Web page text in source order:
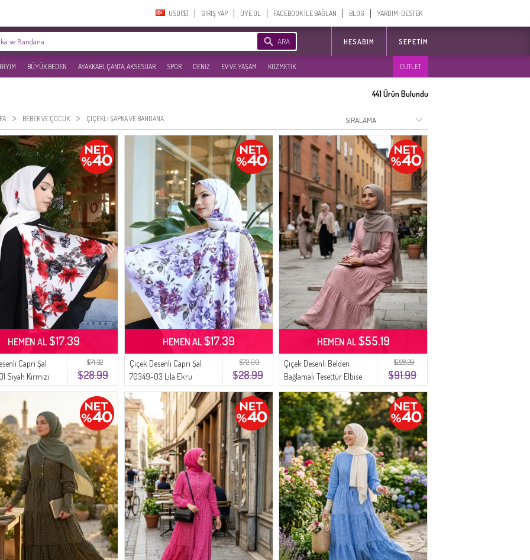
USD($)‎ GIRIŞ YAP ÜYE OL FACEBOOK İLE BAĞLAN BLOG YARDIM-DESTEK
ARA HESABIM SEPETIM
BÜYÜK BEDEN AYAKKABI, ÇANTA, AKSESUAR SPOR DENİZ EV VE YAŞAM KOZMETİK OUTLET
441Ürün Bulundu
> BEBEK VE ÇOCUK > ÇIÇEKLI ŞAPKA VE BANDANA
$71.32
$28.99
Capri Şal
Siyah Kırmızı
HEMEN AL$17.39
$72.00
$28.99
Çiçek Desenli Capri Şal
70349-03 Lila Ekru
HEMEN AL$17.39
$228.29
$91.99
Çiçek Desenli Belden
Bağlamalı Tesettür Elbise
0293-01 Pudra
HEMEN AL$55.19